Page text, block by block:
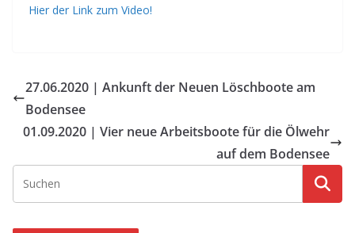
Hier der Link zum Video!
27.06.2020 | Ankunft der Neuen Löschboote am
Bodensee
01.09.2020 | Vier neue Arbeitsboote für die Ölwehr
auf dem Bodensee